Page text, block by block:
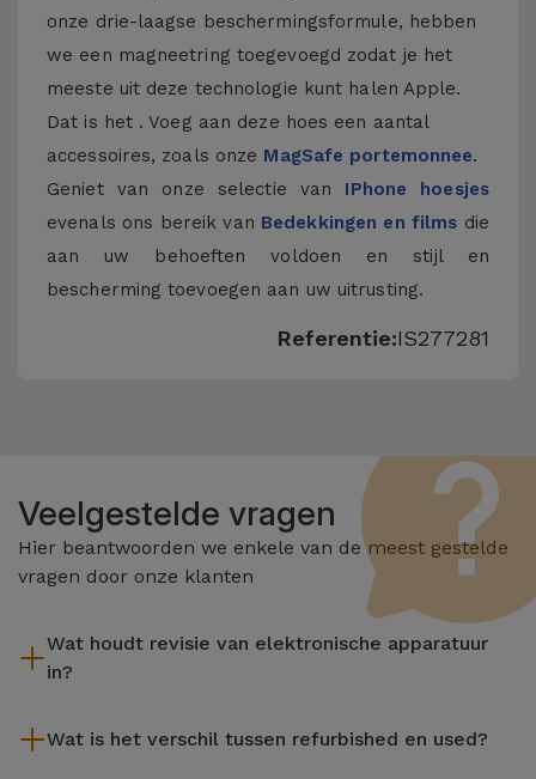
onze drie-laagse beschermingsformule, hebben
we een magneetring toegevoegd zodat je het
meeste uit deze technologie kunt halen Apple.
Dat is het . Voeg aan deze hoes een aantal
accessoires, zoals onze MagSafe portemonnee.
Geniet van onze selectie van IPhone hoesjes
evenals ons bereik van Bedekkingen en films die
aan uw behoeften voldoen en stijl en
bescherming toevoegen aan uw uitrusting.
Referentie:IS277281
Veelgestelde vragen
Hier beantwoorden we enkele van de meest gestelde
vragen door onze klanten
Wat houdt revisie van elektronische apparatuur
in?
reiniging, en niet te vergeten het repareren van elk defect
Wat is het verschil tussen refurbished en used?